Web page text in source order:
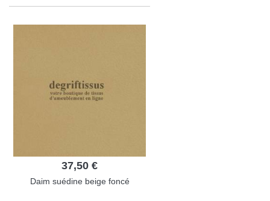
37,50 €
Daim suédine beige foncé